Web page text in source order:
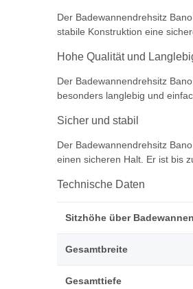
Der Badewannendrehsitz
stabile Konstruktion eine
Hohe Qualität und
Der Badewannendrehsitz
besonders langlebig und
Sicher und stabil
Der Badewannendrehsitz
einen sicheren Halt. Er ist bis
Technische Daten
Sitzhöhe über
Gesamtbreite
Gesamttiefe